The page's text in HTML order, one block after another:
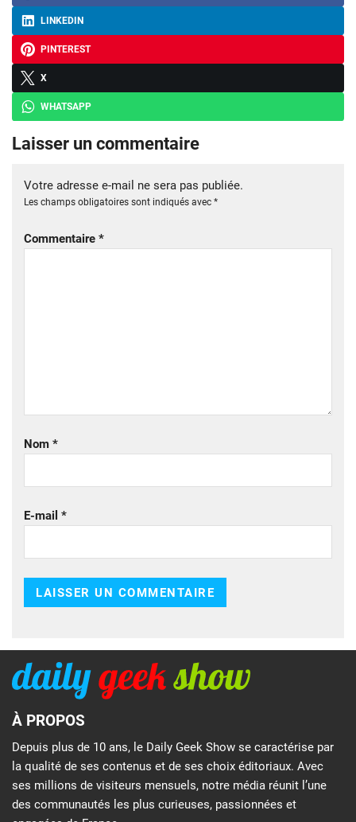
LINKEDIN
PINTEREST
X
WHATSAPP
Laisser un commentaire
Votre adresse e-mail ne sera pas publiée.
Les champs obligatoires sont indiqués avec *
Commentaire *
Nom *
E-mail *
À PROPOS
Depuis plus de 10 ans, le Daily Geek Show se caractérise par
la qualité de ses contenus et de ses choix éditoriaux. Avec
ses millions de visiteurs mensuels, notre média réunit l’une
des communautés les plus curieuses, passionnées et